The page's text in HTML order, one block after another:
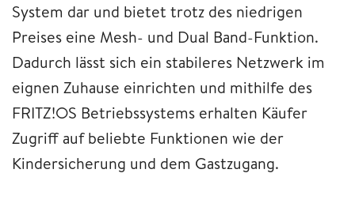
System dar und bietet trotz des niedrigen
Preises eine Mesh- und Dual Band-Funktion.
Dadurch lässt sich ein stabileres Netzwerk im
eignen Zuhause einrichten und mithilfe des
FRITZ!OS Betriebssystems erhalten Käufer
Zugriff auf beliebte Funktionen wie der
Kindersicherung und dem Gastzugang.